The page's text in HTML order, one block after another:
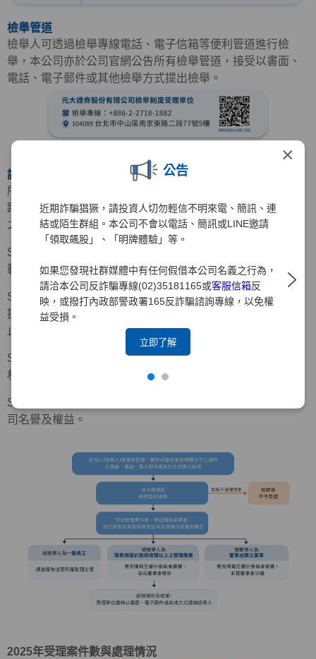
×
公告
近期詐騙猖獗，請投資人切勿輕信不明來電、簡訊、連
結或陌生群組。本公司不會以電話、簡訊或LINE邀請
「領取飆股」、「明牌體驗」等。
如果您發現社群媒體中有任何假借本公司名義之行為，
請洽本公司反詐騙專線(02)35181165或客服信箱反
映，或撥打內政部警政署165反詐騙諮詢專線，以免權
益受損。
立即了解
檢舉管道
檢舉人可透過檢舉專線電話、電子信箱等便利管道進行檢
舉，本公司亦於公司官網公告所有檢舉管道，接受以書面、
電話、電子郵件或其他檢舉方式提出檢舉。
調查程序
所有經檢舉管道所檢舉之事件，本公司均妥善記錄並謹慎追
蹤處理，若案件調查屬實，將依「檢舉制度實施辦法」規定
之下列程序處理。
Step 1：立即要求被檢舉人停止相關行為，並預為必要之防
範或緊急應變措施。
Step 2：由被檢舉人所屬部門主管或被檢舉事項之權責單位
提出書面檢討改善措施，交由調查單位追蹤至改善完成為
止。
Step 3：涉及重大違規或有致本公司受重大損害之虞者，由
相關部門另向審計委員會報告後續處理及檢討改善措施。
Step 4：必要時，透過法律程序請求損害賠償，以維護本公
司名譽及權益。
2025年受理案件數與處理情況